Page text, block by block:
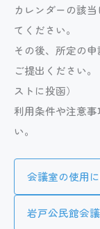
カレンダーの該
てください。
その後、所定の
ご提出ください
ストに投函）
利用条件や注意
い。
会議室の使用
岩戸公民館会